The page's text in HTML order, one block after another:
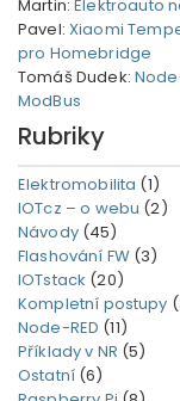
Martin:Elektroauto
Pavel:Xiaomi
pro Homebridge
Tomáš Dudek:
ModBus
Rubriky
Elektromobilita (1)
IOTcz – o webu (2)
Návody(45)
Flashování FW(3)
IOTstack (20)
Kompletní postupy
Node-RED (11)
Příklady v NR (5)
Ostatní (6)